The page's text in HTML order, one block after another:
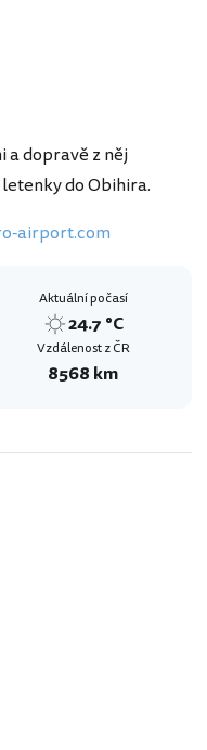
a dopravě z něj
do Obihira.
airport.com
Aktuální počasí
24.7 °C
Vzdálenost z ČR
8568 km